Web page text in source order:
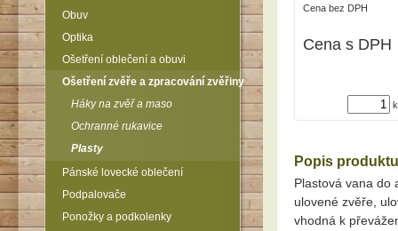
Cena bez DPH
Cena s DPH
Popis produktu
Plastová vana do
ulovené zvěře,
vhodná k
Obuv
Optika
Ošetření oblečení a obuvi
Ošetření zvěře a zpracování zvěřiny
Háky na zvěř a maso
Ochranné rukavice
Plasty
Pánské lovecké oblečení
Podpalovače
Ponožky a podkolenky